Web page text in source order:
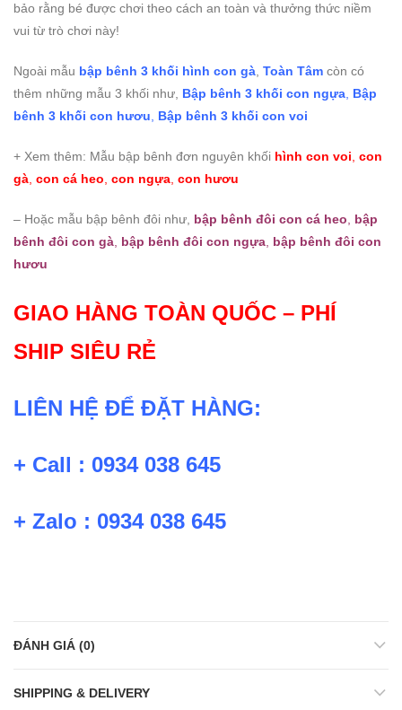
bảo rằng bé được chơi theo cách an toàn và thưởng thức niềm
vui từ trò chơi này!
Ngoài mẫu bập bênh 3 khối hình con gà, Toàn Tâm còn có
thêm những mẫu 3 khối như, Bập bênh 3 khối con ngựa, Bập
bênh 3 khối con hươu, Bập bênh 3 khối con voi
+ Xem thêm: Mẫu bập bênh đơn nguyên khối hình con voi, con
gà, con cá heo, con ngựa, con hươu
– Hoặc mẫu bập bênh đôi như, bập bênh đôi con cá heo, bập
bênh đôi con gà, bập bênh đôi con ngựa, bập bênh đôi con
hươu
GIAO HÀNG TOÀN QUỐC – PHÍ
SHIP SIÊU RẺ
LIÊN HỆ ĐỂ ĐẶT HÀNG:
+ Call : 0934 038 645
+ Zalo : 0934 038 645
ĐÁNH GIÁ (0)
SHIPPING & DELIVERY